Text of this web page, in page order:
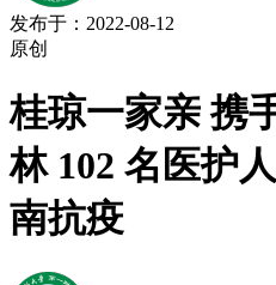
发布于：2022-08-12
原创
桂琼一家亲
林 102 名医护
南抗疫